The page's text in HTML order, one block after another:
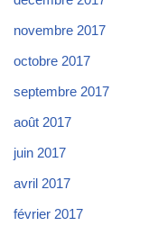
novembre 2017
octobre 2017
septembre 2017
août 2017
juin 2017
avril 2017
février 2017